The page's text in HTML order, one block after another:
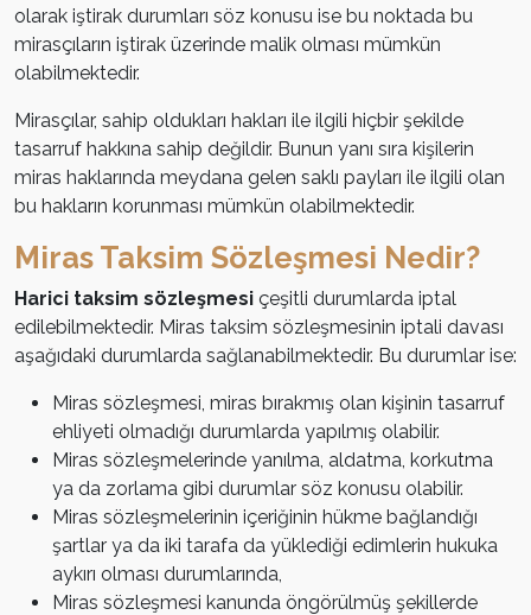
olarak iştirak durumları söz konusu ise bu noktada bu
mirasçıların iştirak üzerinde malik olması mümkün
olabilmektedir.
Mirasçılar, sahip oldukları hakları ile ilgili hiçbir şekilde
tasarruf hakkına sahip değildir. Bunun yanı sıra kişilerin
miras haklarında meydana gelen saklı payları ile ilgili olan
bu hakların korunması mümkün olabilmektedir.
Miras Taksim Sözleşmesi Nedir?
Harici taksim sözleşmesi çeşitli durumlarda iptal
edilebilmektedir. Miras taksim sözleşmesinin iptali davası
aşağıdaki durumlarda sağlanabilmektedir. Bu durumlar ise:
Miras sözleşmesi, miras bırakmış olan kişinin tasarruf
ehliyeti olmadığı durumlarda yapılmış olabilir.
Miras sözleşmelerinde yanılma, aldatma, korkutma
ya da zorlama gibi durumlar söz konusu olabilir.
Miras sözleşmelerinin içeriğinin hükme bağlandığı
şartlar ya da iki tarafa da yüklediği edimlerin hukuka
aykırı olması durumlarında,
Miras sözleşmesi kanunda öngörülmüş şekillerde